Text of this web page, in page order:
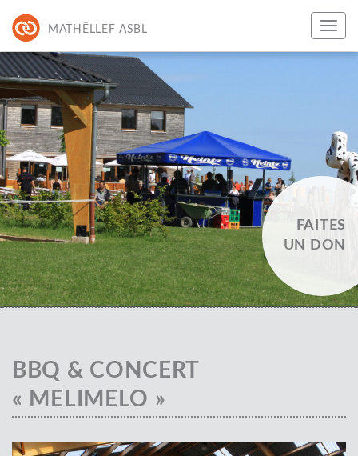
MATHËLLEF ASBL
FAITES
UN DON
BBQ & CONCERT
« MELIMELO »